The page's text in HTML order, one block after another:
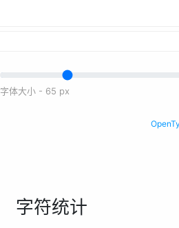
字体大小 - 65 px
字符统计